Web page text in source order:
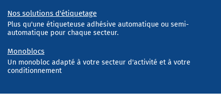
Nos solutions d'étiquetage
Plus qu'une étiqueteuse adhésive automatique ou semi-
automatique pour chaque secteur.
Monoblocs
Un monobloc adapté à votre secteur d'activité et à votre
conditionnement